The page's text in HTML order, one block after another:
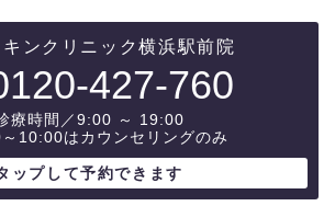
427-760
療時間／9:00 ～ 19:00
10:00はカウンセリングのみ